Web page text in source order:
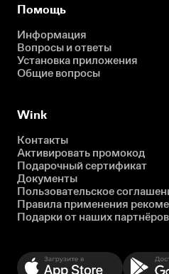
Помощь
Информация
Вопросы и ответы
Установка приложения
Общие вопросы
Wink
Контакты
Активировать промокод
Подарочный сертификат
Документы
Пользовательское
Правила применения
Подарки от наших партнёров